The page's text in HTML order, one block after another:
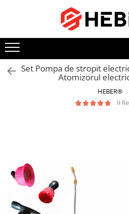
Toate Produsele
Mixere cu bol
Aer conditionat
Friteuze cu aer cald
Pompe submersibile
Hidrofoare
Hidrofor cu pompa submersibila
Pompe de stropit
Pompe de stropit electrice
Set Pompa de stropit
Atomizorul
HEBER®
9